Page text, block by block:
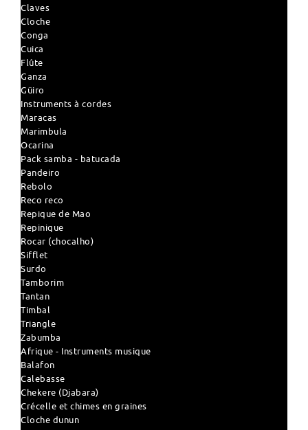
Claves
Cloche
Conga
Cuica
Flûte
Ganza
Güiro
Instruments à cordes
Maracas
Marimbula
Ocarina
Pack samba - batucada
Pandeiro
Rebolo
Reco reco
Repique de Mao
Repinique
Rocar (chocalho)
Sifflet
Surdo
Tamborim
Tantan
Timbal
Triangle
Zabumba
Afrique - Instruments musique
Balafon
Calebasse
Chekere (Djabara)
Crécelle et chimes en graines
Cloche dunun